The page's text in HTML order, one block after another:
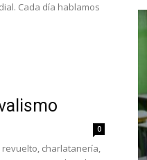
Cada día hablamos
0
revuelto, charlatanería,